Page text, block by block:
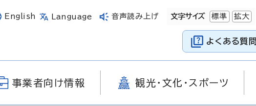
English Language 音声読み上げ 文字サイズ 標準 拡大
よくある質問
事業者向け情報 観光・文化・スポーツ